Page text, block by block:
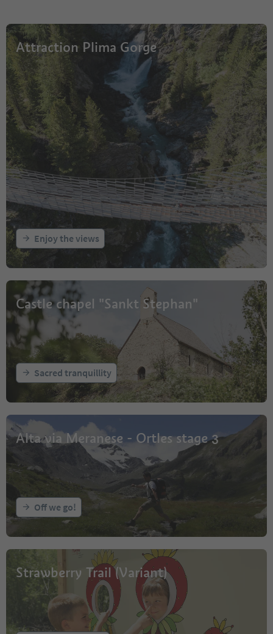
Attraction Plima Gorge
Enjoy the views
Castle chapel "Sankt Stephan"
Sacred tranquillity
Alta via Meranese - Ortles stage 3
Off we go!
Strawberry Trail (Variant)